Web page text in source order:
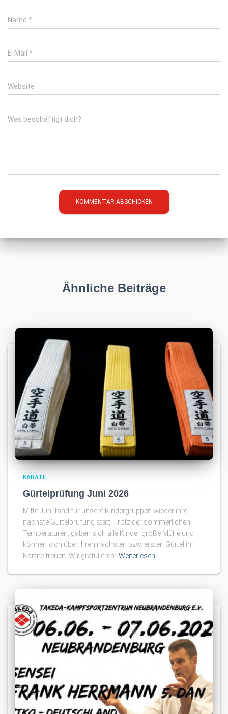
Name *
E-Mail *
Website
Was beschäftigt dich?
Ähnliche Beiträge
KARATE
Gürtelprüfung Juni 2026
Mitte Juni fand für unsere Kindergruppen wieder ihre
nächste Gürtelprüfung statt. Trotz der sommerlichen
Temperaturen, gaben sich alle Kinder große Mühe und
können sich über ihren nächsten bzw. ersten Gürtel im
Karate freuen. Wir gratulieren: Weiterlesen